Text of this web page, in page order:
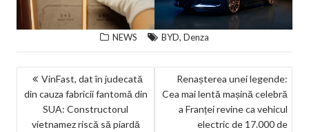
NEWS BYD, Denza
NAVIGARE
ÎN
ARTICOLE
VinFast, dat în judecată
din cauza fabricii fantomă din
SUA: Constructorul
vietnamez riscă să piardă
Renașterea unei legende:
Cea mai lentă mașină celebră
a Franței revine ca vehicul
electric de 17.000 de